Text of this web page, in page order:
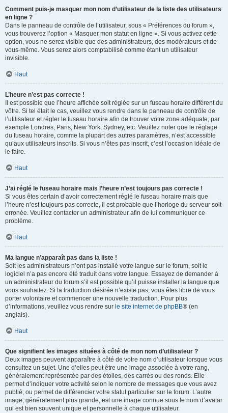
Comment puis-je masquer mon nom d’utilisateur de la liste des utilisateurs
en ligne ?
Dans le panneau de contrôle de l’utilisateur, sous « Préférences du forum »,
vous trouverez l’option « Masquer mon statut en ligne ». Si vous activez cette
option, vous ne serez visible que des administrateurs, des modérateurs et de
vous-même. Vous serez alors comptabilisé comme étant un utilisateur
invisible.
Haut
L’heure n’est pas correcte !
Il est possible que l’heure affichée soit réglée sur un fuseau horaire différent du
vôtre. Si tel était le cas, veuillez vous rendre dans le panneau de contrôle de
l’utilisateur et régler le fuseau horaire afin de trouver votre zone adéquate, par
exemple Londres, Paris, New York, Sydney, etc. Veuillez noter que le réglage
du fuseau horaire, comme la plupart des autres paramètres, n’est accessible
qu’aux utilisateurs inscrits. Si vous n’êtes pas inscrit, c’est l’occasion idéale de
le faire.
Haut
J’ai réglé le fuseau horaire mais l’heure n’est toujours pas correcte !
Si vous êtes certain d’avoir correctement réglé le fuseau horaire mais que
l’heure n’est toujours pas correcte, il est probable que l’horloge du serveur soit
erronée. Veuillez contacter un administrateur afin de lui communiquer ce
problème.
Haut
Ma langue n’apparaît pas dans la liste !
Soit les administrateurs n’ont pas installé votre langue sur le forum, soit le
logiciel n’a pas encore été traduit dans votre langue. Essayez de demander à
un administrateur du forum s’il est possible qu’il puisse installer la langue que
vous souhaitez. Si la traduction désirée n’existe pas, vous êtes libre de vous
porter volontaire et commencer une nouvelle traduction. Pour plus
d’informations, veuillez vous rendre sur le site internet de phpBB® (en
anglais).
Haut
Que signifient les images situées à côté de mon nom d’utilisateur ?
Deux images peuvent apparaître à côté de votre nom d’utilisateur lorsque vous
consultez un sujet. Une d’elles peut être une image associée à votre rang,
généralement représentée par des étoiles, des carrés ou des ronds. Elle
permet d’indiquer votre activité selon le nombre de messages que vous avez
publié, ou permet de différencier votre statut particulier sur le forum. L’autre
image, généralement plus grande, est une image connue sous le nom d’avatar
qui est bien souvent unique et personnelle à chaque utilisateur.